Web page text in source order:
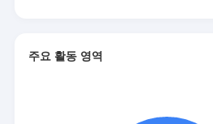
주요 활동 영역